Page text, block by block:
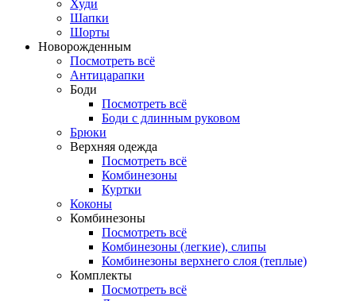
Худи
Шапки
Шорты
Новорожденным
Посмотреть всё
Антицарапки
Боди
Посмотреть всё
Боди с длинным руковом
Брюки
Верхняя одежда
Посмотреть всё
Комбинезоны
Куртки
Коконы
Комбинезоны
Посмотреть всё
Комбинезоны (легкие), слипы
Комбинезоны верхнего слоя (теплые)
Комплекты
Посмотреть всё